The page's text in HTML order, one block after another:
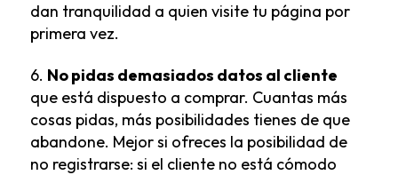
dan tranquilidad a quien visite tu página por
primera vez.
6. No pidas demasiados datos al cliente
que está dispuesto a comprar. Cuantas más
cosas pidas, más posibilidades tienes de que
abandone. Mejor si ofreces la posibilidad de
no registrarse: si el cliente no está cómodo